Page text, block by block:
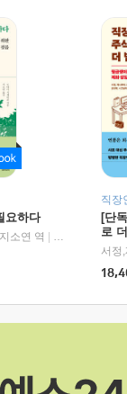
요하다
소연 역
알에이치코리
직장
[단
로